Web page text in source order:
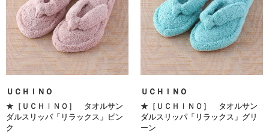
ＵＣＨＩＮＯ
★［ＵＣＨＩＮＯ］ タオルサン
ダルスリッパ「リラックス」ピン
ク
ＵＣＨＩＮＯ
★［ＵＣＨＩＮＯ］ タオルサン
ダルスリッパ「リラックス」グリ
ーン